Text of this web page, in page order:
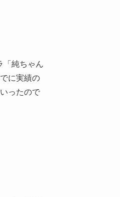
「純ちゃん
に実績の
ったので